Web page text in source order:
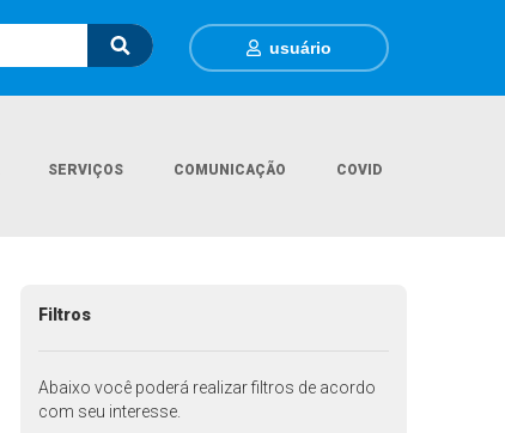
usuário
SERVIÇOS COMUNICAÇÃO COVID
Filtros
Abaixo você poderá realizar filtros de acordo
com seu interesse.